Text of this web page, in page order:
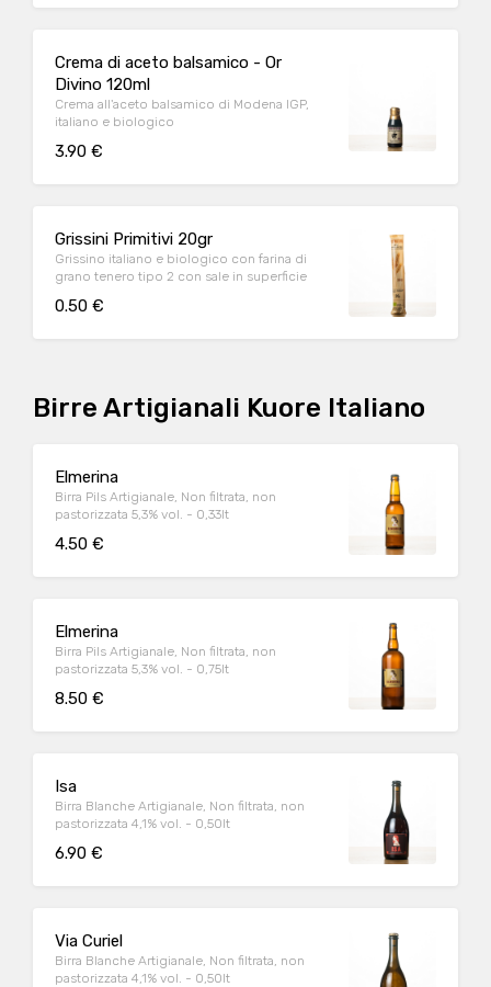
Crema di aceto balsamico - Or
Divino 120ml
Crema all'aceto balsamico di Modena IGP,
italiano e biologico
3.90 €
Grissini Primitivi 20gr
Grissino italiano e biologico con farina di
grano tenero tipo 2 con sale in superficie
0.50 €
Birre Artigianali Kuore Italiano
Elmerina
Birra Pils Artigianale, Non filtrata, non
pastorizzata 5,3% vol. - 0,33lt
4.50 €
Elmerina
Birra Pils Artigianale, Non filtrata, non
pastorizzata 5,3% vol. - 0,75lt
8.50 €
Isa
Birra Blanche Artigianale, Non filtrata, non
pastorizzata 4,1% vol. - 0,50lt
6.90 €
Via Curiel
Birra Blanche Artigianale, Non filtrata, non
pastorizzata 4,1% vol. - 0,50lt